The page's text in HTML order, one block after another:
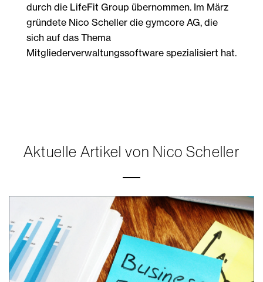
durch die LifeFit Group übernommen. Im März
gründete Nico Scheller die gymcore AG, die
sich auf das Thema
Mitgliederverwaltungssoftware spezialisiert hat.
Aktuelle Artikel von Nico Scheller